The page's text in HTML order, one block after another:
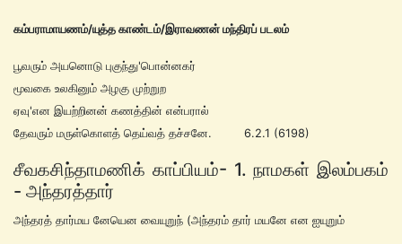
கம்பராமாயணம்/யுத்த காண்டம்/இராவணன் மந்திரப் படலம்
பூவரும் அயனொடு புகுந்து'பொன்னகர்
மூவகை உலகினும் அழகு முற்றுற
ஏவு'என இயற்றினன் கணத்தின் என்பரால்
தேவரும் மருள்கொளத் தெய்வத் தச்சனே. 6.2.1 (6198)
சீவகசிந்தாமணிக் காப்பியம்- 1. நாமகள் இலம்பகம்
- அந்தரத்தார்
அந்தரத் தார்மய னேயென வையுறுந் (அந்தரம் தார் மயனே என ஐயுறும்